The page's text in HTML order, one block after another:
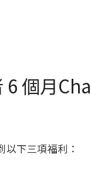
個月
以下三項福利：